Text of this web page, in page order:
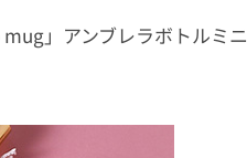
」アンブレラボトルミニ